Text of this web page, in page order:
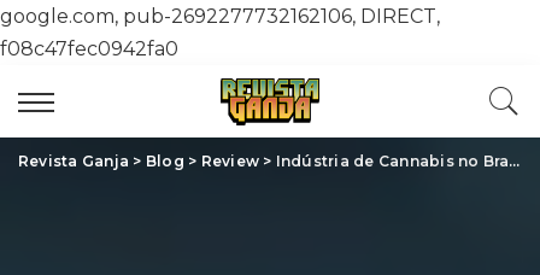
google.com, pub-2692277732162106, DIRECT,
f08c47fec0942fa0
Revista Ganja > Blog > Review > Indústria de Cannabis no Brasil: Potencial, Desafios e Oportunidades de Crescimento